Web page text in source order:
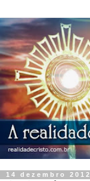
14 dezembro 2012